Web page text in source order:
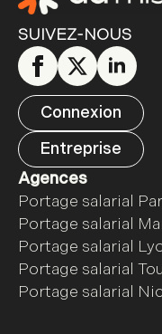
SUIVEZ-NOUS
Connexion
Entreprise
Agences
Portage salarial
Portage salarial
Portage salarial
Portage salarial
Portage salarial